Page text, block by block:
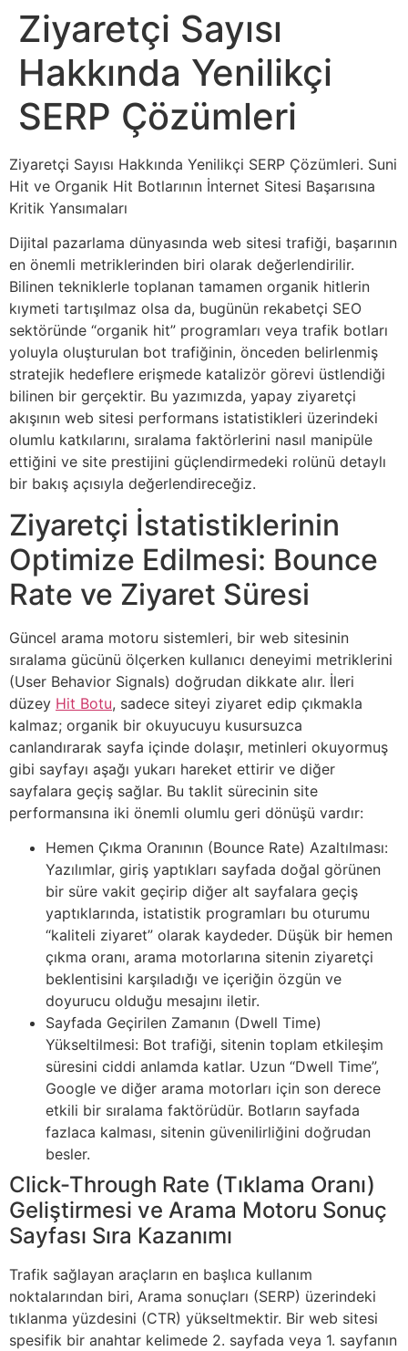
Ziyaretçi Sayısı
Hakkında Yenilikçi
SERP Çözümleri
Ziyaretçi Sayısı Hakkında Yenilikçi SERP Çözümleri. Suni
Hit ve Organik Hit Botlarının İnternet Sitesi Başarısına
Kritik Yansımaları
Dijital pazarlama dünyasında web sitesi trafiği, başarının
en önemli metriklerinden biri olarak değerlendirilir.
Bilinen tekniklerle toplanan tamamen organik hitlerin
kıymeti tartışılmaz olsa da, bugünün rekabetçi SEO
sektöründe “organik hit” programları veya trafik botları
yoluyla oluşturulan bot trafiğinin, önceden belirlenmiş
stratejik hedeflere erişmede katalizör görevi üstlendiği
bilinen bir gerçektir. Bu yazımızda, yapay ziyaretçi
akışının web sitesi performans istatistikleri üzerindeki
olumlu katkılarını, sıralama faktörlerini nasıl manipüle
ettiğini ve site prestijini güçlendirmedeki rolünü detaylı
bir bakış açısıyla değerlendireceğiz.
Ziyaretçi İstatistiklerinin
Optimize Edilmesi: Bounce
Rate ve Ziyaret Süresi
Güncel arama motoru sistemleri, bir web sitesinin
sıralama gücünü ölçerken kullanıcı deneyimi metriklerini
(User Behavior Signals) doğrudan dikkate alır. İleri
düzey Hit Botu, sadece siteyi ziyaret edip çıkmakla
kalmaz; organik bir okuyucuyu kusursuzca
canlandırarak sayfa içinde dolaşır, metinleri okuyormuş
gibi sayfayı aşağı yukarı hareket ettirir ve diğer
sayfalara geçiş sağlar. Bu taklit sürecinin site
performansına iki önemli olumlu geri dönüşü vardır:
Hemen Çıkma Oranının (Bounce Rate) Azaltılması:
Yazılımlar, giriş yaptıkları sayfada doğal görünen
bir süre vakit geçirip diğer alt sayfalara geçiş
yaptıklarında, istatistik programları bu oturumu
“kaliteli ziyaret” olarak kaydeder. Düşük bir hemen
çıkma oranı, arama motorlarına sitenin ziyaretçi
beklentisini karşıladığı ve içeriğin özgün ve
doyurucu olduğu mesajını iletir.
Sayfada Geçirilen Zamanın (Dwell Time)
Yükseltilmesi: Bot trafiği, sitenin toplam etkileşim
süresini ciddi anlamda katlar. Uzun “Dwell Time”,
Google ve diğer arama motorları için son derece
etkili bir sıralama faktörüdür. Botların sayfada
fazlaca kalması, sitenin güvenilirliğini doğrudan
besler.
Click-Through Rate (Tıklama Oranı)
Geliştirmesi ve Arama Motoru Sonuç
Sayfası Sıra Kazanımı
Trafik sağlayan araçların en başlıca kullanım
noktalarından biri, Arama sonuçları (SERP) üzerindeki
tıklanma yüzdesini (CTR) yükseltmektir. Bir web sitesi
spesifik bir anahtar kelimede 2. sayfada veya 1. sayfanın